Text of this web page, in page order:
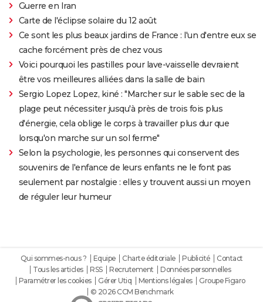
Guerre en Iran
Carte de l'éclipse solaire du 12 août
Ce sont les plus beaux jardins de France : l'un d'entre eux se
cache forcément près de chez vous
Voici pourquoi les pastilles pour lave-vaisselle devraient
être vos meilleures alliées dans la salle de bain
Sergio Lopez Lopez, kiné : "Marcher sur le sable sec de la
plage peut nécessiter jusqu'à près de trois fois plus
d'énergie, cela oblige le corps à travailler plus dur que
lorsqu'on marche sur un sol ferme"
Selon la psychologie, les personnes qui conservent des
souvenirs de l'enfance de leurs enfants ne le font pas
seulement par nostalgie : elles y trouvent aussi un moyen
de réguler leur humeur
Qui sommes-nous ? Equipe Charte éditoriale Publicité
Contact
Tous les articles
RSS Recrutement
Données personnelles
Paramétrer les cookies
Gérer Utiq Mentions légales
Groupe Figaro
© 2026 CCM Benchmark